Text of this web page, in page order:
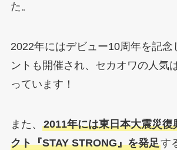
た。
2022年にはデビュー10周年を記念
ントも開催され、セカオワの人気
っています！
また、 2011年には東日本大震災復
クト『STAY STRONG』を発足す